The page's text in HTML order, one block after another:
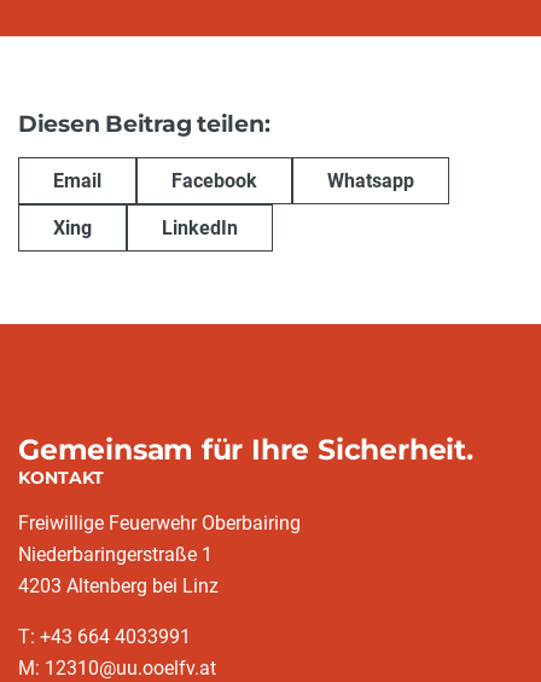
Diesen Beitrag teilen:
Email Facebook Whatsapp
Xing LinkedIn
Gemeinsam für Ihre Sicherheit.
KONTAKT
Freiwillige Feuerwehr Oberbairing
Niederbaringerstraße 1
4203 Altenberg bei Linz
T: +43 664 4033991
M: 12310@uu.ooelfv.at